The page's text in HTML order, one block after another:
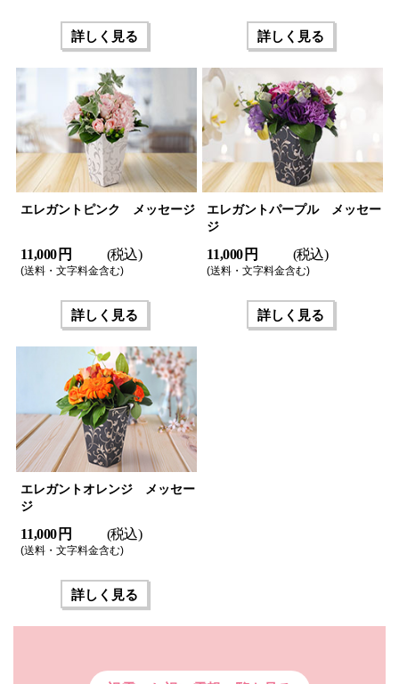
詳しく見る 詳しく見る
エレガントピンク メッセージ
11,000 円 (税込)
(送料・文字料金含む)
詳しく見る
エレガントパープル メッセー
ジ
11,000 円 (税込)
(送料・文字料金含む)
詳しく見る
エレガントオレンジ メッセー
ジ
11,000 円 (税込)
(送料・文字料金含む)
詳しく見る